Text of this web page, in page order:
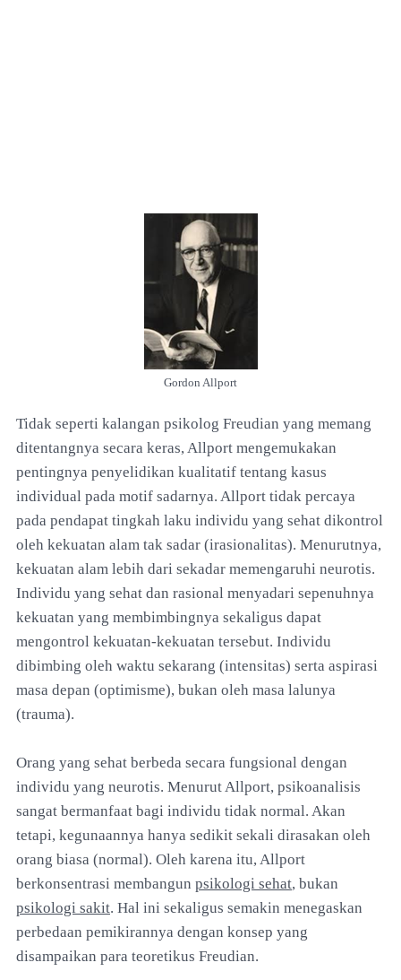
Gordon Allport
Tidak seperti kalangan psikolog Freudian yang memang
ditentangnya secara keras, Allport mengemukakan
pentingnya penyelidikan kualitatif tentang kasus
individual pada motif sadarnya. Allport tidak percaya
pada pendapat tingkah laku individu yang sehat dikontrol
oleh kekuatan alam tak sadar (irasionalitas). Menurutnya,
kekuatan alam lebih dari sekadar memengaruhi neurotis.
Individu yang sehat dan rasional menyadari sepenuhnya
kekuatan yang membimbingnya sekaligus dapat
mengontrol kekuatan-kekuatan tersebut. Individu
dibimbing oleh waktu sekarang (intensitas) serta aspirasi
masa depan (optimisme), bukan oleh masa lalunya
(trauma).
Orang yang sehat berbeda secara fungsional dengan
individu yang neurotis. Menurut Allport, psikoanalisis
sangat bermanfaat bagi individu tidak normal. Akan
tetapi, kegunaannya hanya sedikit sekali dirasakan oleh
orang biasa (normal). Oleh karena itu, Allport
berkonsentrasi membangun psikologi sehat, bukan
psikologi sakit. Hal ini sekaligus semakin menegaskan
perbedaan pemikirannya dengan konsep yang
disampaikan para teoretikus Freudian.